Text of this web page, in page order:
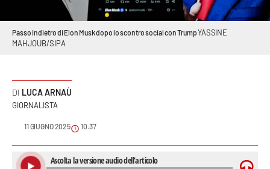
Cultura
Meteo
VIDEO
Passo indietro di Elon Musk dopo lo scontro social con TrumpYASSINE
MAHJOUB/SIPA
LUCA ARNAÙ
GIORNALISTA
11 GIUGNO 2025 10:37